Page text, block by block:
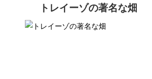
トレイーゾの著名な畑